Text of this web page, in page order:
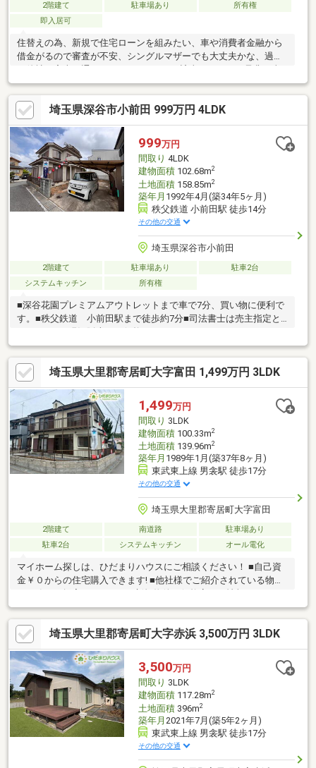
2階建て 駐車場あり
所有権
即入居可
住替えの為、新規で住宅ローンを組みたい、車や消費者金融から
借金がるので審査が不安、シングルマザーでも大丈夫かな、過去
社までご相談ください！
埼玉県深谷市小前田 999万円 4LDK
999万円
間取り 4LDK
建物面積102.68m2
土地面積158.85m2
築年月 1992年4月(築34年5ヶ月)
秩父鉄道 小前田駅 徒歩14分
その他の交通
埼玉県深谷市小前田
2階建て 駐車場あり
駐車2台
システムキッチン
所有権
■深谷花園プレミアムアウトレットまで車で7分、買い物に便利で
す。■秩父鉄道 小前田駅まで徒歩約7分■司法書士は売主指定と
埼玉県大里郡寄居町大字富田 1,499万円 3LDK
1,499万円
間取り 3LDK
建物面積100.33m2
土地面積139.96m2
築年月 1989年1月(築37年8ヶ月)
東武東上線 男衾駅 徒歩17分
その他の交通
埼玉県大里郡寄居町大字富田
2階建て 南道路
駐車場あり
駐車2台
システムキッチン オール電化
マイホーム探しは、ひだまりハウスにご相談ください！ ■自己資
金￥０からの住宅購入できます! ■他社様でご紹介されている物件
スピーディーです。 ■インターネット非公開の物件もご紹介可能
です。 ■ご希望の方にはメールでのやりとりだけで大丈夫です。
■お忙しいときは現地待合せ＆現地解散できます。 ■平日のご見学
希望大歓迎です! ■住宅ローンアドバイザーが銀行手続きをお手伝
い致します。
埼玉県大里郡寄居町大字赤浜 3,500万円 3LDK
3,500万円
間取り 3LDK
建物面積117.28m2
土地面積396m2
築年月 2021年7月(築5年2ヶ月)
東武東上線 男衾駅 徒歩17分
その他の交通